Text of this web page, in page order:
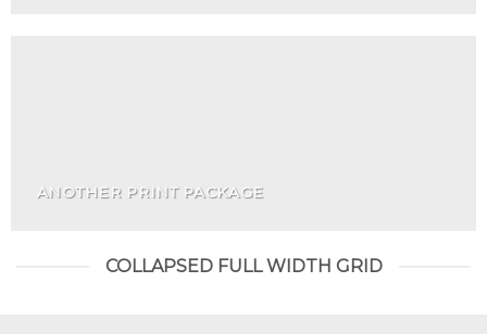
ANOTHER PRINT PACKAGE
COLLAPSED FULL WIDTH GRID